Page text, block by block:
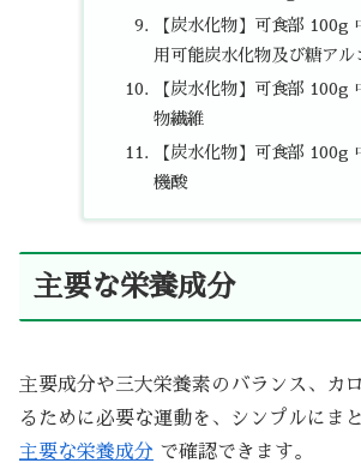
【炭水化物】可食部 100g
用可能炭水化物及び糖アル
【炭水化物】可食部 100g
物繊維
【炭水化物】可食部 100g
機酸
主要な栄養成分
主要成分や三大栄養素のバランス、カ
るために必要な運動を、シンプルにま
主要な栄養成分 で確認できます。